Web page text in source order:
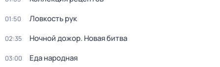
01:50 Ловкость рук
02:35 Ночной дожор. Новая битва
03:00 Еда народная